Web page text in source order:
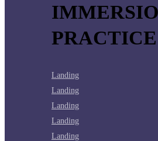
Landing
Landing
Landing
Landing
Landing